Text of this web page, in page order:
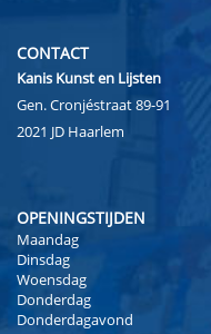
CONTACT
Kanis Kunst en Lijsten
Gen. Cronjéstraat 89-91
2021 JD Haarlem
OPENINGSTIJDEN
Maandag
Dinsdag
Woensdag
Donderdag
Donderdagavond